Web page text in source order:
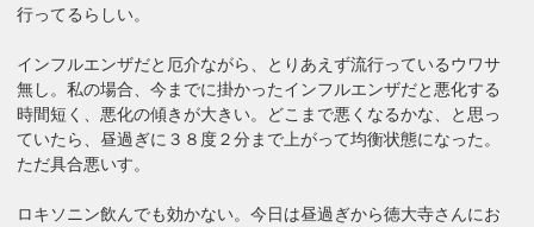
行ってるらしい。
インフルエンザだと厄介ながら、とりあえず流行っているウワサ
無し。私の場合、今までに掛かったインフルエンザだと悪化する
時間短く、悪化の傾きが大きい。どこまで悪くなるかな、と思っ
ていたら、昼過ぎに３８度２分まで上がって均衡状態になった。
ただ具合悪いす。
ロキソニン飲んでも効かない。今日は昼過ぎから徳大寺さんにお